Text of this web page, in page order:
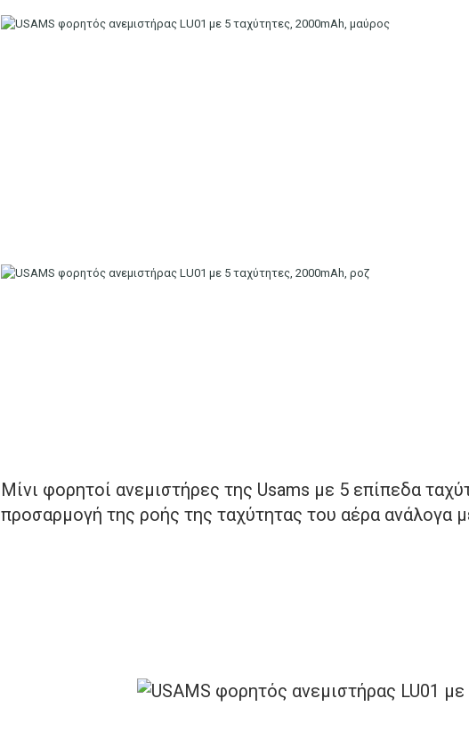
Μίνι φορητοί ανεμιστήρες της Usams με 5 επίπεδα
προσαρμογή της ροής της ταχύτητας του αέρα ανάλογα